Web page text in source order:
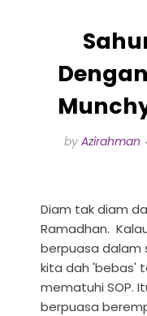
by Azirahman
Diam tak diam
Ramadhan.
berpuasa dalam
kita dah 'bebas'
mematuhi SOP.
berpuasa